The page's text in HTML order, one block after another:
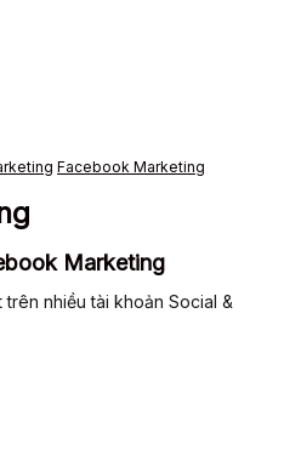
trên nhiều tài khoản Social &
Facebook Marketing
Marketing